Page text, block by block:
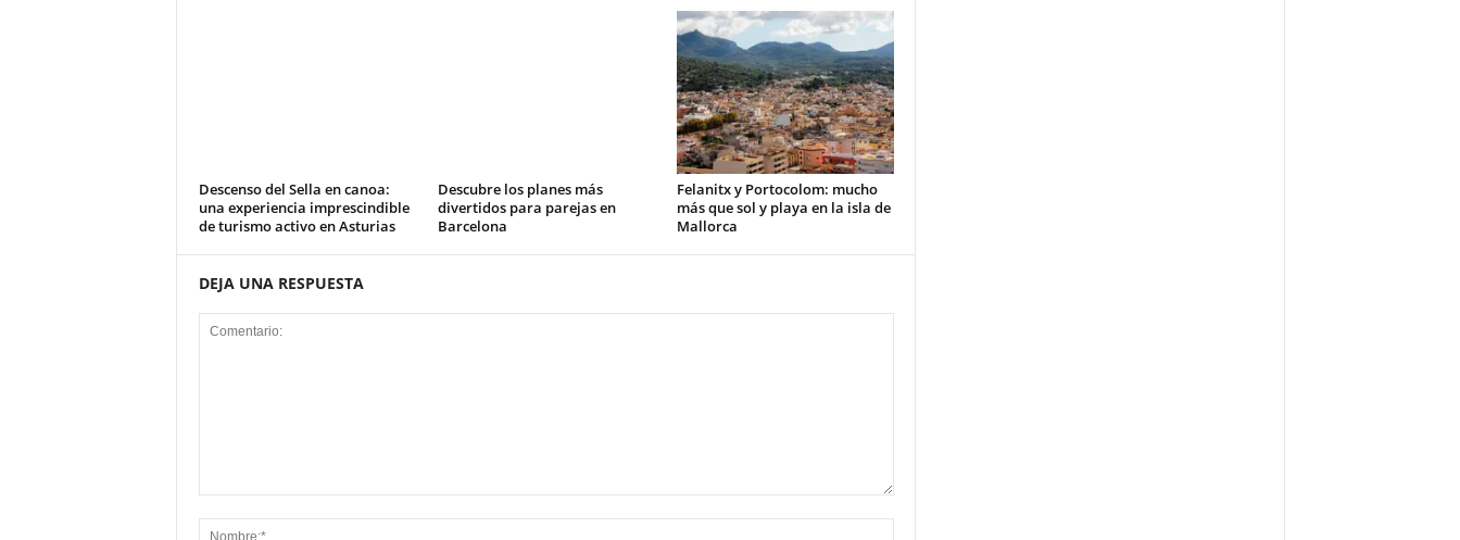
Descenso del Sella en canoa:
una experiencia imprescindible
de turismo activo en Asturias
Descubre los planes más
divertidos para parejas en
Barcelona
Felanitx y Portocolom: mucho
más que sol y playa en la isla de
Mallorca
DEJA UNA RESPUESTA